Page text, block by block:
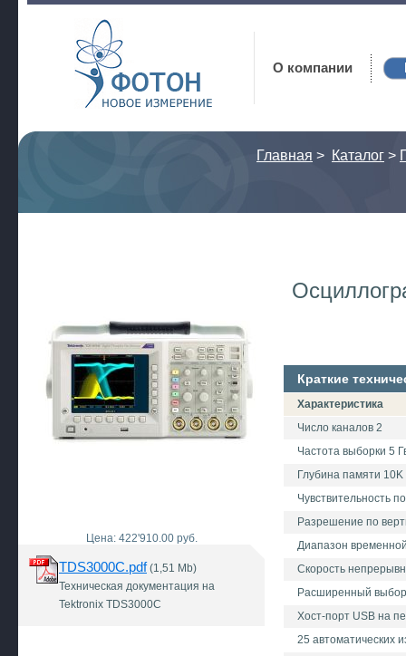
Фотон
О компании
Главная > Каталог >
Цена: 422'910.00 руб.
TDS3000C.pdf(1,51 Mb)
Техническая документация на
Tektronix TDS3000C
Краткие
Характеристика
Число каналов 2
Частота выборки 5
Глубина памяти 10K
Чувствительность
Разрешение по
Диапазон
Скорость
Расширенный выбор
Хост-порт USB на
25 автоматических